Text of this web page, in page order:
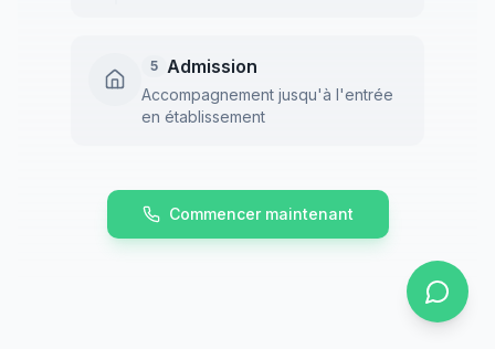
5 Admission
Accompagnement jusqu'à l'entrée
en établissement
Commencer maintenant